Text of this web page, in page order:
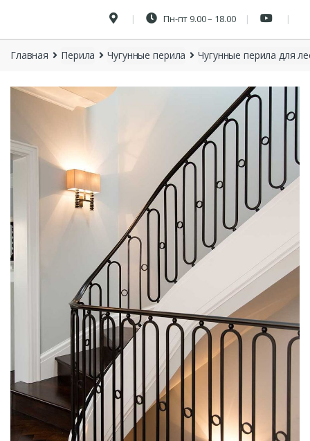
Пн-пт 9.00 – 18.00
Главная Перила Чугунные перила Чугунные перила для